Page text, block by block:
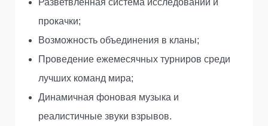
Разветвленная система исследований и
прокачки;
Возможность объединения в кланы;
Проведение ежемесячных турниров среди
лучших команд мира;
Динамичная фоновая музыка и
реалистичные звуки взрывов.